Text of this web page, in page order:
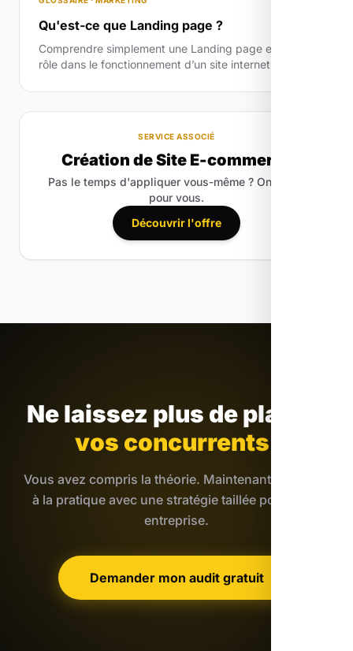
Qu'est-ce que Landing page ?
Comprendre simplement une Landing page et son
rôle dans le fonctionnement d’un site internet.
SERVICE ASSOCIÉ
Création de Site E-commerce
Pas le temps d'appliquer vous-même ? On le fait
pour vous.
Découvrir l'offre
Ne laissez plus de place
vos concurrents.
Vous avez compris la théorie. Maintenant, passons
à la pratique avec une stratégie taillée pour votre
entreprise.
Demander mon audit gratuit